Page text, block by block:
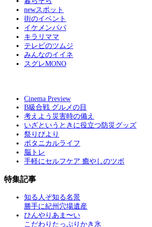
newスポット
街のイベント
イケメンパパ
キラリママ
テレビのツムジ
みんなのイイネ
スグレMONO
Cinema Preview
B級合戦 グルメの目
考えよう災害時の備え
いざというときに役立つ防災グッズ
祭りびより
ボタニカルライフ
脳トレ
手軽にセルフケア 癒やしのツボ
特集記事
知る人ぞ知る名景
勝手に紀州穴場遺産
ひんやりあま〜い
こだわりたっぷりかき氷